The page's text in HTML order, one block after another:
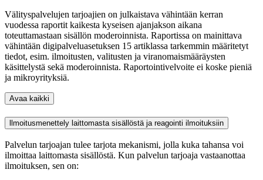
Välityspalvelujen tarjoajien on julkaistava vähintään kerran
vuodessa raportit kaikesta kyseisen ajanjakson aikana
toteuttamastaan sisällön moderoinnista. Raportissa on mainittava
vähintään digipalveluasetuksen 15 artiklassa tarkemmin määritetyt
tiedot, esim. ilmoitusten, valitusten ja viranomaismääräysten
käsittelystä sekä moderoinnista. Raportointivelvoite ei koske pieniä
ja mikroyrityksiä.
Avaa kaikki
llmoitusmenettely laittomasta sisällöstä ja reagointi ilmoituksiin
Palvelun tarjoajan tulee tarjota mekanismi, jolla kuka tahansa voi
ilmoittaa laittomasta sisällöstä. Kun palvelun tarjoaja vastaanottaa
ilmoituksen, sen on: